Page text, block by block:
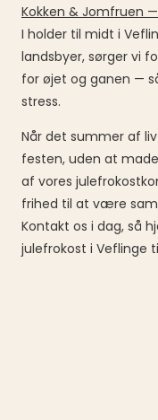
Kokken & Jomfruen
I holder til midt i
landsbyer, sørger vi
for øjet og ganen —
stress.
Når det summer af
festen, uden at
af vores
frihed til at være
Kontakt os i dag, så
julefrokost i Veflinge